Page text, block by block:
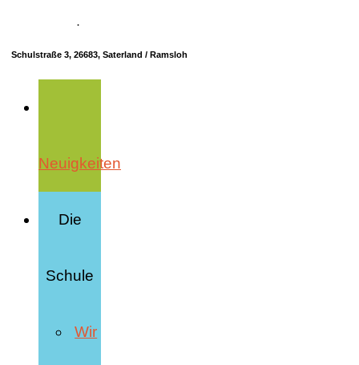
·
Schulstraße 3, 26683, Saterland / Ramsloh
Neuigkeiten
Die
Schule
Wir